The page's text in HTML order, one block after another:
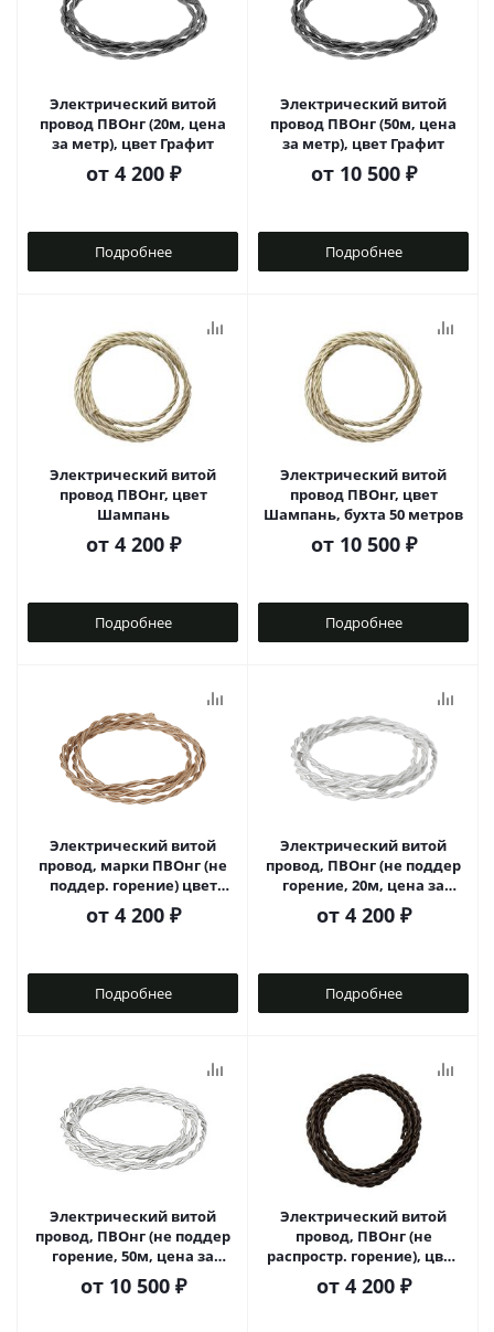
Электрический витой
провод ПВОнг (20м, цена
за метр), цвет Графит
от 4 200 ₽
Подробнее
Электрический витой
провод ПВОнг (50м, цена
за метр), цвет Графит
от 10 500 ₽
Подробнее
Электрический витой
провод ПВОнг, цвет
Шампань
от 4 200 ₽
Подробнее
Электрический витой
провод ПВОнг, цвет
Шампань, бухта 50 метров
от 10 500 ₽
Подробнее
Электрический витой
провод, марки ПВОнг (не
поддер. горение) цвет
Карамель
от 4 200 ₽
Подробнее
Электрический витой
провод, ПВОнг (не поддер
горение, 20м, цена за
метр), цвет Молоко
от 4 200 ₽
Подробнее
Электрический витой
провод, ПВОнг (не поддер
горение, 50м, цена за
метр), цвет Молоко
от 10 500 ₽
Электрический витой
провод, ПВОнг (не
распростр. горение), цвет
Шоколад
от 4 200 ₽